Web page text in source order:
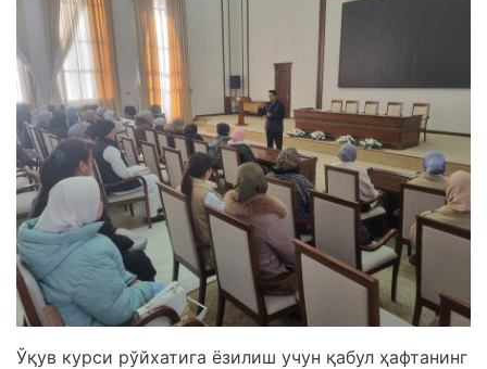
Ўқув курси рўйхатига ёзилиш учун қабул ҳафтанинг